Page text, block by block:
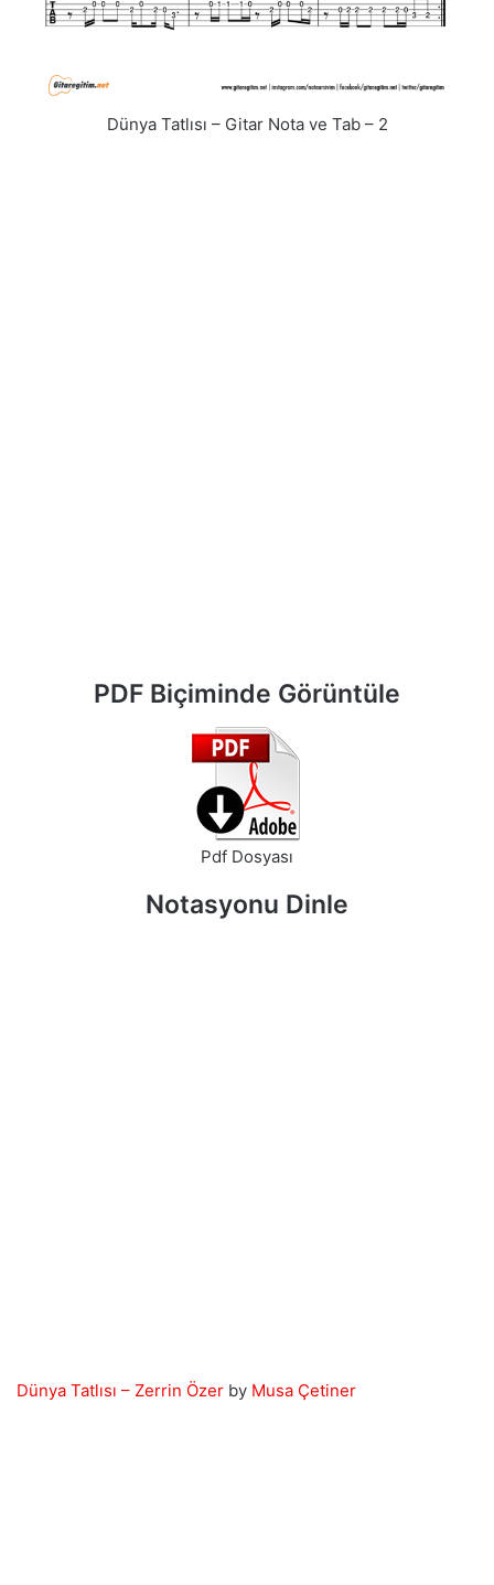
Dünya Tatlısı – Gitar Nota ve Tab – 2
PDF Biçiminde Görüntüle
Pdf Dosyası
Notasyonu Dinle
Dünya Tatlısı – Zerrin Özer by Musa Çetiner